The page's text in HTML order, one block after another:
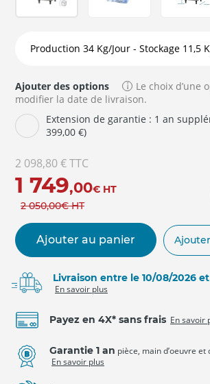
Ajouter des options
Le choix d’une
modifier la date de livraison.
Extension de garantie : 1 an
399,00 €)
2 098,80 €TTC
1 749,00€ HT
2 050,00€ HT
Ajouter au panier
Livraison entre le 10/08/2026 et
En savoir plus
Payez en 4X* sans frais En savoir
Garantie 1 an pièce, main d’oeuvre
En savoir plus